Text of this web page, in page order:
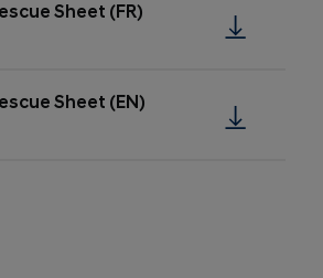
Sheet (FR)
Sheet (EN)